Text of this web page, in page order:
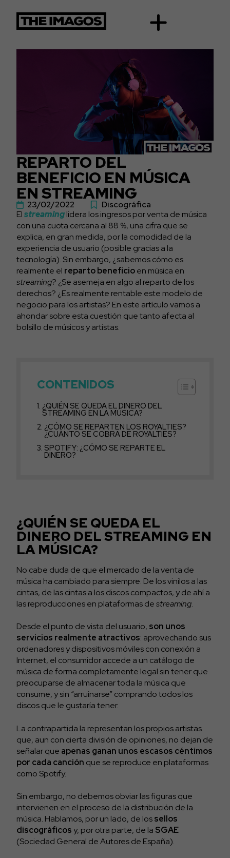
REPARTO DEL
BENEFICIO EN MÚSICA
EN STREAMING
23/02/2022
Discográfica
Elstreaminglidera los ingresos por venta de música
con una cuota cercana al 88 %, una cifra que se
explica, en gran medida, por la comodidad de la
experiencia de usuario (posible gracias a la
tecnología). Sin embargo, ¿sabemos cómo es
realmente el reparto beneficioen música en
streaming? ¿Se asemeja en algo al reparto de los
derechos? ¿Es realmente rentable este modelo de
negocio para los artistas? En este artículo vamos a
ahondar sobre esta cuestión que tanto afecta al
bolsillo de músicos y artistas.
CONTENIDOS
¿QUIÉN SE QUEDA EL DINERO DEL
STREAMING EN LA MÚSICA?
¿CÓMO SE REPARTEN LOS ROYALTIES?
¿CUÁNTO SE COBRA DE ROYALTIES?
SPOTIFY: ¿CÓMO SE REPARTE EL
DINERO?
¿QUIÉN SE QUEDA EL
DINERO DEL STREAMING EN
LA MÚSICA?
No cabe duda de que el mercado de la venta de
música ha cambiado para siempre. De los vinilos a las
cintas, de las cintas a los discos compactos, y de ahí a
las reproducciones en plataformas destreaming.
Desde el punto de vista del usuario, son unos
servicios realmente atractivos: aprovechando sus
ordenadores y dispositivos móviles con conexión a
Internet, el consumidor accede a un catálogo de
música de forma completamente legal sin tener que
preocuparse de almacenar toda la música que
consume, y sin “arruinarse” comprando todos los
discos que le gustaría tener.
La contrapartida la representan los propios artistas
que, aun con cierta división de opiniones, no dejan de
señalar que apenas ganan unos escasos céntimos
por cada canción que se reproduce en plataformas
como Spotify.
Sin embargo, no debemos obviar las figuras que
intervienen en el proceso de la distribución de la
música. Hablamos, por un lado, de lossellos
discográficosy, por otra parte, de la SGAE
(Sociedad General de Autores de España).